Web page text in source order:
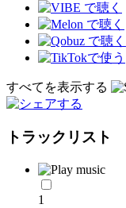
すべてを表示する
トラックリスト
1